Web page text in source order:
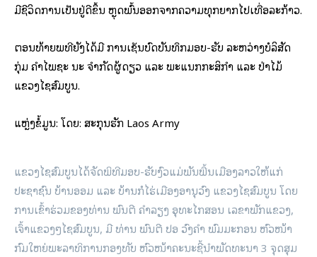
ມີຊີວິດການເປັນຢູ່ດີຂຶ້ນ ຫຼຸດພົ້ນອອກຈາກຄວາມທຸກຍາກໄປເທື່ອລະກ້າວ.
ຕອນທ້າຍພິທີຍັງໄດ້ມີ ການເຊັນບົດບັນທຶກມອບ-ຮັບ ລະຫວ່າງບໍລິສັດ
ກຸ່ມ ຄໍາໄພຊະ ນະ ຈໍາກັດຜູ້ດຽວ ແລະ ພະແນກກະສິກໍາ ແລະ ປ່າໄມ້
ແຂວງໄຊສົມບູນ.
ແຫຼ່ງຂໍ້ມູນ: ໂດຍ: ສະກຸນຮັກ Laos Army
ແຂວງໄຊສົມບູນໄດ້ຈັດພິທີມອບ-ຮັບງົວແມ່ພັນພື້ນເມືອງລາວໃຫ້ແກ່
ປະຊາຊົນ ບ້ານອອມ ແລະ ບ້ານກໍໄຮ່ເມືອງອານຸວົງ ແຂວງໄຊສົມບູນ ໂດຍ
ການເຂົ້າຮ່ວມຂອງທ່ານ ພົນຕີ ຄໍາລຽງ ອຸທະໄກສອນ ເລຂາພັກແຂວງ,
ເຈົ້າແຂວງໆໄຊສົມບູນ, ມີ ທ່ານ ພົນຕີ ປອ ວົງຄຳ ພົມມະກອນ ຫົວໜ້າ
ກົມໃຫຍ່ພະລາທິການກອງທັບ ຫົວໜ້າຄະນະຊີ້ນໍາພັດທະນາ 3 ຈຸດສຸມ